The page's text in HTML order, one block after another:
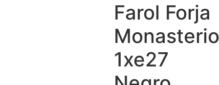
Farol Forja
Monasterio
1xe27